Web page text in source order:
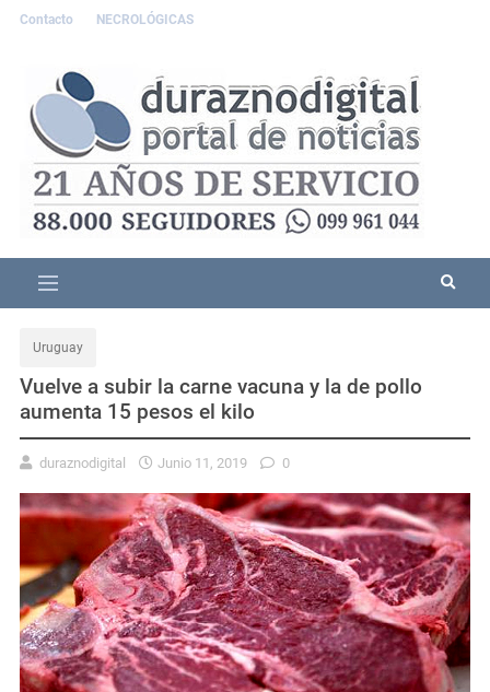
Contacto NECROLÓGICAS
Uruguay
Vuelve a subir la carne vacuna y la de pollo
aumenta 15 pesos el kilo
duraznodigital Junio 11, 2019 0